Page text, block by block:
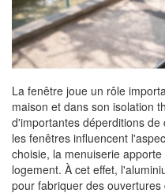
La fenêtre joue un rôle
maison et dans son isolation
d'importantes déperditions
les fenêtres influencent
choisie, la menuiserie
logement. À cet effet,
pour fabriquer des